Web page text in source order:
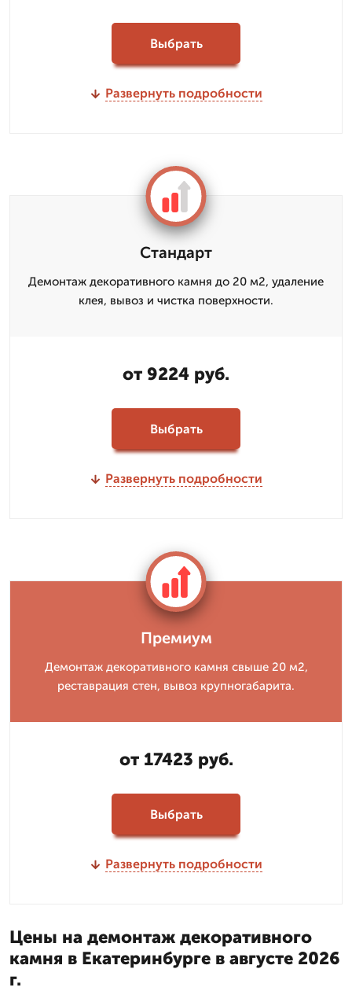
Выбрать
Развернуть подробности
Стандарт
Демонтаж декоративного камня до 20 м2, удаление
клея, вывоз и чистка поверхности.
от 9224 руб.
Выбрать
Развернуть подробности
Премиум
Демонтаж декоративного камня свыше 20 м2,
реставрация стен, вывоз крупногабарита.
от 17423 руб.
Выбрать
Развернуть подробности
Цены на демонтаж декоративного
камня в Екатеринбурге в августе 2026
г.